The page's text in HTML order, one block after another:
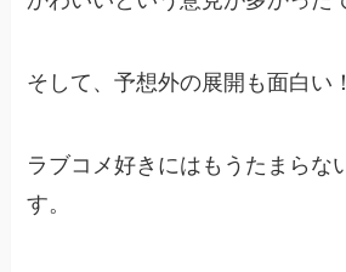
そして、予想外の展開も面白い！
ラブコメ好きにはもうたまらな
す。